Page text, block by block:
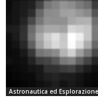
Astronautica ed